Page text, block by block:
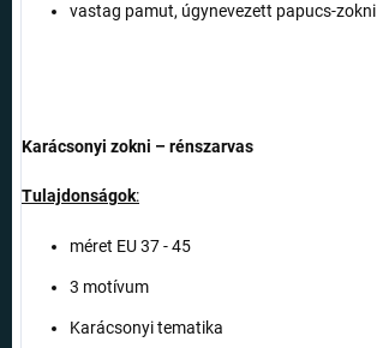
vastag pamut, úgynevezett papucs-zokni
Karácsonyi zokni – rénszarvas
Tulajdonságok:
méret EU 37 - 45
3 motívum
Karácsonyi tematika